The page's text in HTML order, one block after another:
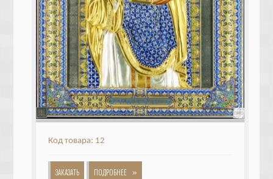
Код товара: 12
ЗАКАЗАТЬ ПОДРОБНЕЕ »